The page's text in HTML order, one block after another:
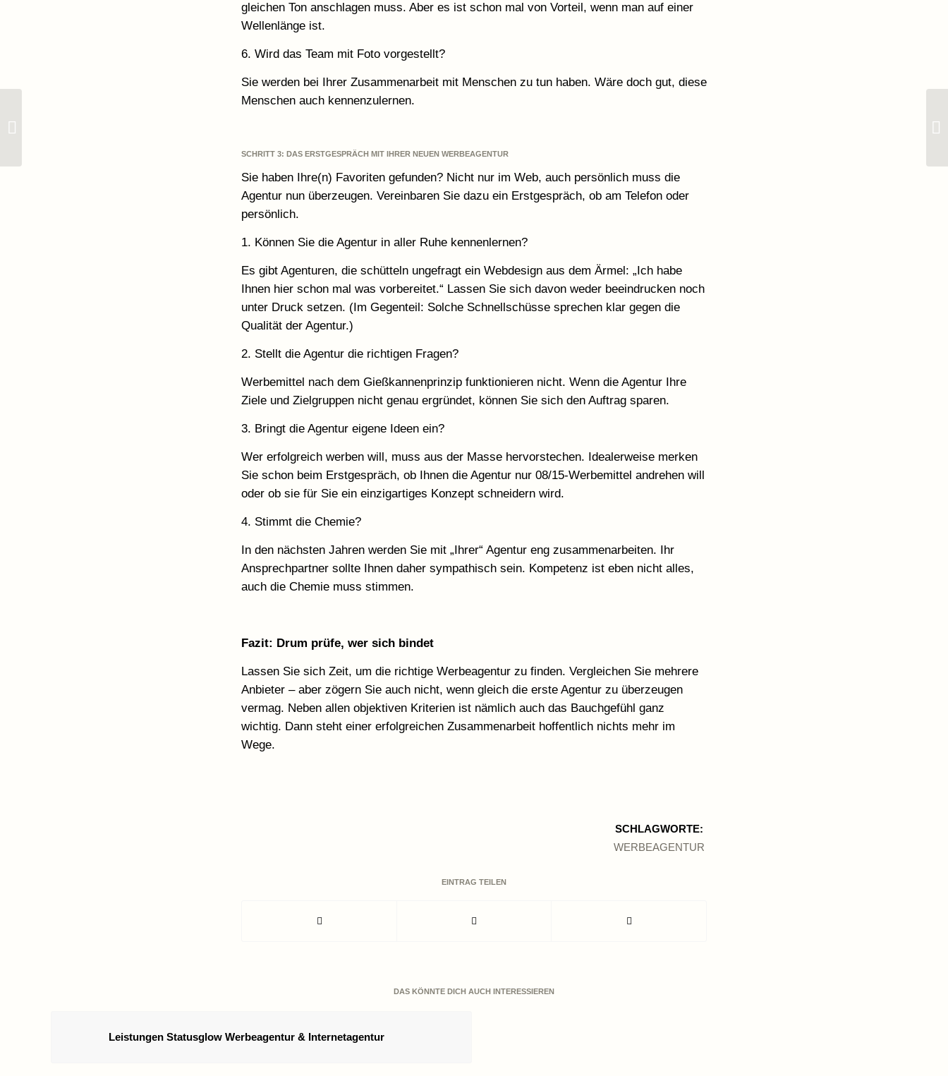
gleichen Ton anschlagen muss. Aber es ist schon mal von Vorteil, wenn man auf einer
Wellenlänge ist.
6. Wird das Team mit Foto vorgestellt?
Sie werden bei Ihrer Zusammenarbeit mit Menschen zu tun haben. Wäre doch gut, diese
Menschen auch kennenzulernen.
SCHRITT 3: DAS ERSTGESPRÄCH MIT IHRER NEUEN WERBEAGENTUR
Sie haben Ihre(n) Favoriten gefunden? Nicht nur im Web, auch persönlich muss die
Agentur nun überzeugen. Vereinbaren Sie dazu ein Erstgespräch, ob am Telefon oder
persönlich.
1. Können Sie die Agentur in aller Ruhe kennenlernen?
Es gibt Agenturen, die schütteln ungefragt ein Webdesign aus dem Ärmel: „Ich habe
Ihnen hier schon mal was vorbereitet.“ Lassen Sie sich davon weder beeindrucken noch
unter Druck setzen. (Im Gegenteil: Solche Schnellschüsse sprechen klar gegen die
Qualität der Agentur.)
2. Stellt die Agentur die richtigen Fragen?
Werbemittel nach dem Gießkannenprinzip funktionieren nicht. Wenn die Agentur Ihre
Ziele und Zielgruppen nicht genau ergründet, können Sie sich den Auftrag sparen.
3. Bringt die Agentur eigene Ideen ein?
Wer erfolgreich werben will, muss aus der Masse hervorstechen. Idealerweise merken
Sie schon beim Erstgespräch, ob Ihnen die Agentur nur 08/15-Werbemittel andrehen will
oder ob sie für Sie ein einzigartiges Konzept schneidern wird.
4. Stimmt die Chemie?
In den nächsten Jahren werden Sie mit „Ihrer“ Agentur eng zusammenarbeiten. Ihr
Ansprechpartner sollte Ihnen daher sympathisch sein. Kompetenz ist eben nicht alles,
auch die Chemie muss stimmen.
Fazit: Drum prüfe, wer sich bindet
Lassen Sie sich Zeit, um die richtige Werbeagentur zu finden. Vergleichen Sie mehrere
Anbieter – aber zögern Sie auch nicht, wenn gleich die erste Agentur zu überzeugen
vermag. Neben allen objektiven Kriterien ist nämlich auch das Bauchgefühl ganz
wichtig. Dann steht einer erfolgreichen Zusammenarbeit hoffentlich nichts mehr im
Wege.
SCHLAGWORTE:
WERBEAGENTUR
EINTRAG TEILEN
DAS KÖNNTE DICH AUCH INTERESSIEREN
Leistungen Statusglow Werbeagentur & Internetagentur